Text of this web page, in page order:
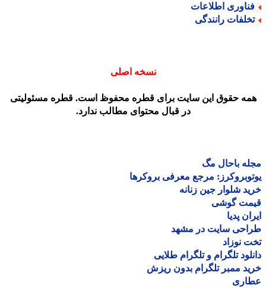
اطلاعات
رانندگی
نسخه اصلی
حقوق این سایت برای قطره محفوظ است. قطره مسئولیتی
در قبال محتوای مطالب ندارد.
باحال مگ
مرجع معرفی بروکرها
شلوار جین زنانه
گوشی
پدیا
سایت در مشهد
نوزاد
تلگرام و تلگرام طلایی
ممبر تلگرام بدون ریزش